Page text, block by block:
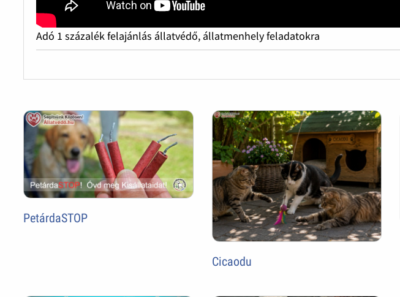
Adó 1 százalék felajánlás állatvédő, állatmenhely feladatokra
PetárdaSTOP
Cicaodu